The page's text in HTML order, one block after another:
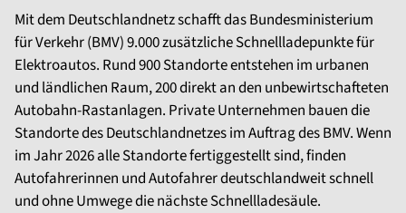
Mit dem Deutschlandnetz schafft das Bundesministerium
für Verkehr (BMV) 9.000 zusätzliche Schnellladepunkte für
Elektroautos. Rund 900 Standorte entstehen im urbanen
und ländlichen Raum, 200 direkt an den unbewirtschafteten
Autobahn-Rastanlagen. Private Unternehmen bauen die
Standorte des Deutschlandnetzes im Auftrag des BMV. Wenn
im Jahr 2026 alle Standorte fertiggestellt sind, finden
Autofahrerinnen und Autofahrer deutschlandweit schnell
und ohne Umwege die nächste Schnellladesäule.